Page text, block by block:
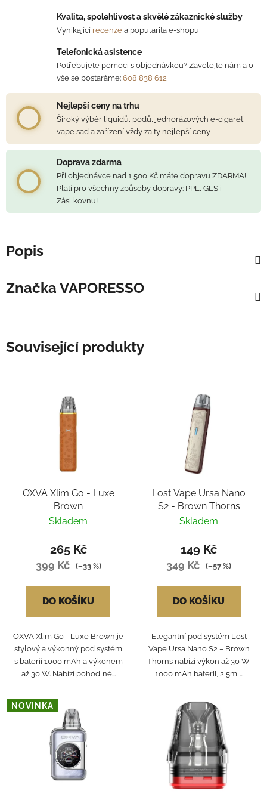
Kvalita, spolehlivost a skvělé zákaznické služby
Vynikající recenze a popularita e-shopu
Telefonická asistence
Potřebujete pomoci s objednávkou? Zavolejte nám a o
vše se postaráme: 608 838 612
Nejlepší ceny na trhu
Široký výběr liquidů, podů, jednorázových e-cigaret,
vape sad a zařízení vždy za ty nejlepší ceny
Doprava zdarma
Při objednávce nad 1 500 Kč máte dopravu ZDARMA!
Platí pro všechny způsoby dopravy: PPL, GLS i
Zásilkovnu!
Popis
Značka VAPORESSO
Související produkty
OXVA Xlim Go - Luxe
Brown
Skladem
265 Kč
399 Kč (–33 %)
DO KOŠÍKU
OXVA Xlim Go - Luxe Brown je
stylový a výkonný pod systém
s baterií 1000 mAh a výkonem
až 30 W. Nabízí pohodlné...
Lost Vape Ursa Nano
S2 - Brown Thorns
Skladem
149 Kč
349 Kč (–57 %)
DO KOŠÍKU
Elegantní pod systém Lost
Vape Ursa Nano S2 – Brown
Thorns nabízí výkon až 30 W,
1000 mAh baterii, 2,5ml...
NOVINKA